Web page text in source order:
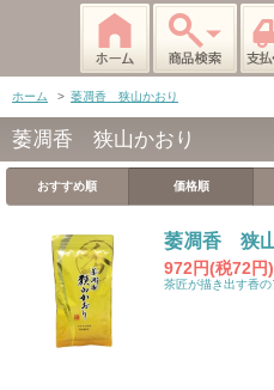
ホーム > 萎凋香 狭山かおり
萎凋香 狭山かおり
おすすめ順 価格順
萎凋香 狭
972円(税72円)
茶匠が描き出す香の